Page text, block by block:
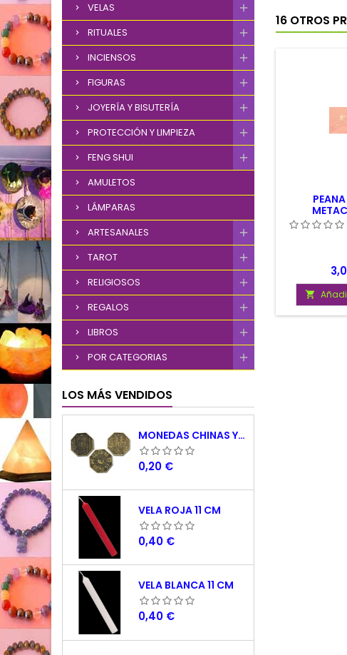
VELAS
RITUALES
INCIENSOS
FIGURAS
JOYERÍA Y BISUTERÍA
PROTECCIÓN Y LIMPIEZA
FENG SHUI
AMULETOS
LÁMPARAS
ARTESANALES
TAROT
RELIGIOSOS
REGALOS
LIBROS
POR CATEGORIAS
LOS MÁS VENDIDOS
MONEDAS CHINAS YING YANG
Precio
0,20 €
VELA ROJA 11 CM
Precio
0,40 €
VELA BLANCA 11 CM
Precio
0,40 €
16 OTROS
